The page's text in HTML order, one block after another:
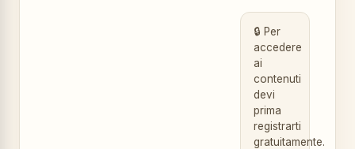
🔒 Per
accedere
ai
contenuti
devi
prima
registrarti
gratuitamente.